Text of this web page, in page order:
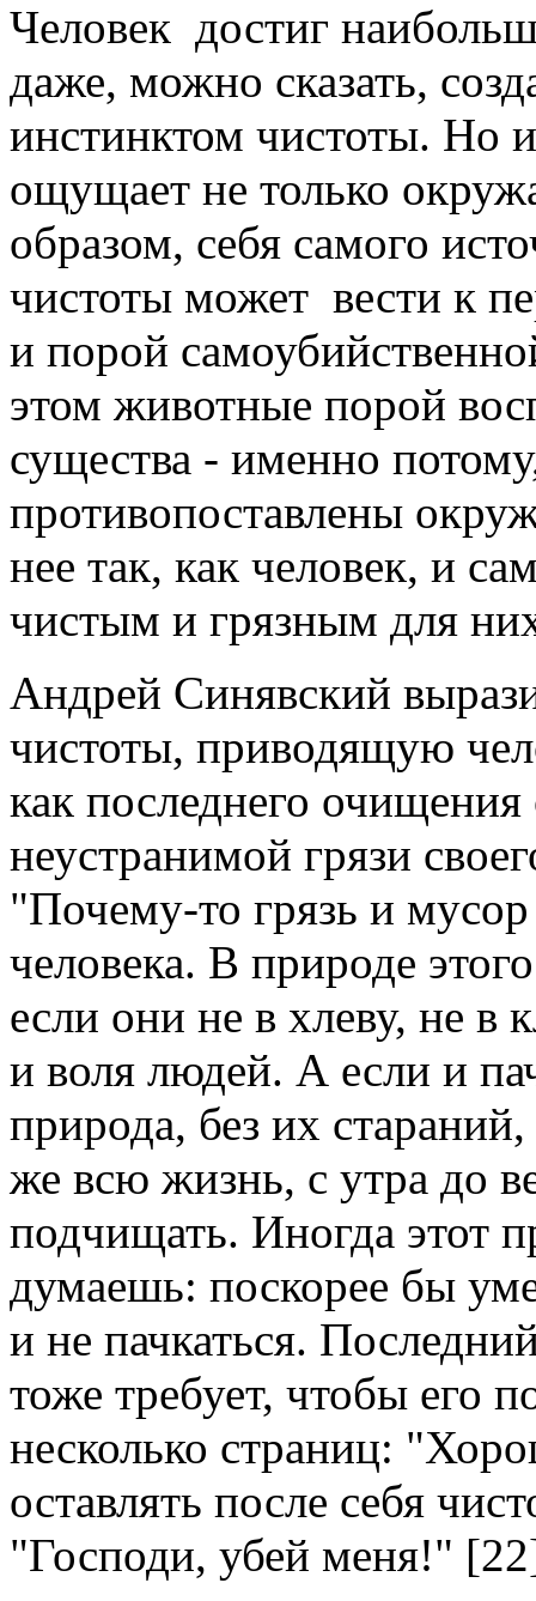
Человек достиг
даже, можно сказать,
инстинктом чистоты. Но
ощущает не только
образом, себя самого
чистоты может вести к
и порой
этом животные порой
существа - именно
противопоставлены
нее так, как человек, и
чистым и грязным для
Андрей Синявский
чистоты, приводящую
как последнего очищения
неустранимой грязи
"Почему-то грязь и
человека. В природе
если они не в хлеву, не в
и воля людей. А если и
природа, без их
же всю жизнь, с утра до
подчищать. Иногда этот
думаешь: поскорее бы
и не пачкаться.
тоже требует, чтобы его
несколько страниц:
оставлять после себя
"Господи, убей меня!"